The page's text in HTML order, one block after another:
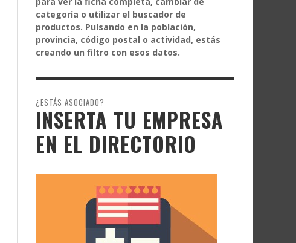
categoría o utilizar el buscador de
productos. Pulsando en la población,
provincia, código postal o actividad, estás
creando un filtro con esos datos.
¿ESTÁS ASOCIADO?
INSERTA TU EMPRESA
EN EL DIRECTORIO